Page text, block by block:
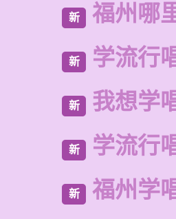
新 福州哪
新 学流行
新 我想学
新 学流行
新 福州学